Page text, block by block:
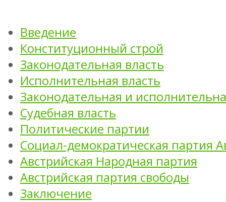
Введение
Конституционный строй
Законодательная власть
Исполнительная власть
Законодательная и
Судебная власть
Политические партии
Социал-демократическая партия
Австрийская Народная партия
Австрийская партия свободы
Заключение